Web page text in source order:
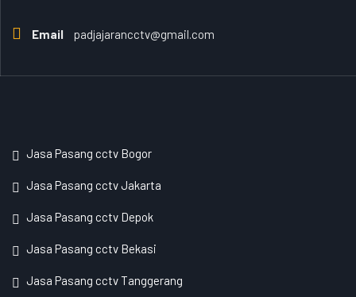
Email padjajarancctv@gmail.com
Jasa Pasang cctv Bogor
Jasa Pasang cctv Jakarta
Jasa Pasang cctv Depok
Jasa Pasang cctv Bekasi
Jasa Pasang cctv Tanggerang